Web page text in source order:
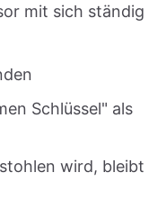
mit sich ständig
Schlüssel" als
wird, bleibt